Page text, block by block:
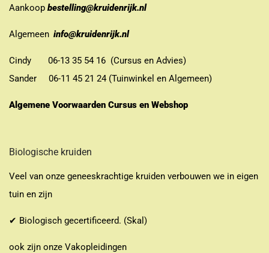
Aankoop bestelling@kruidenrijk.nl
Algemeen info@kruidenrijk.nl
Cindy 06-13 35 54 16 (Cursus en Advies)
Sander 06-11 45 21 24 (Tuinwinkel en Algemeen)
Algemene Voorwaarden Cursus en Webshop
Biologische kruiden
Veel van onze geneeskrachtige kruiden verbouwen we in eigen
tuin en zijn
✔ Biologisch gecertificeerd. (Skal)
ook zijn onze Vakopleidingen